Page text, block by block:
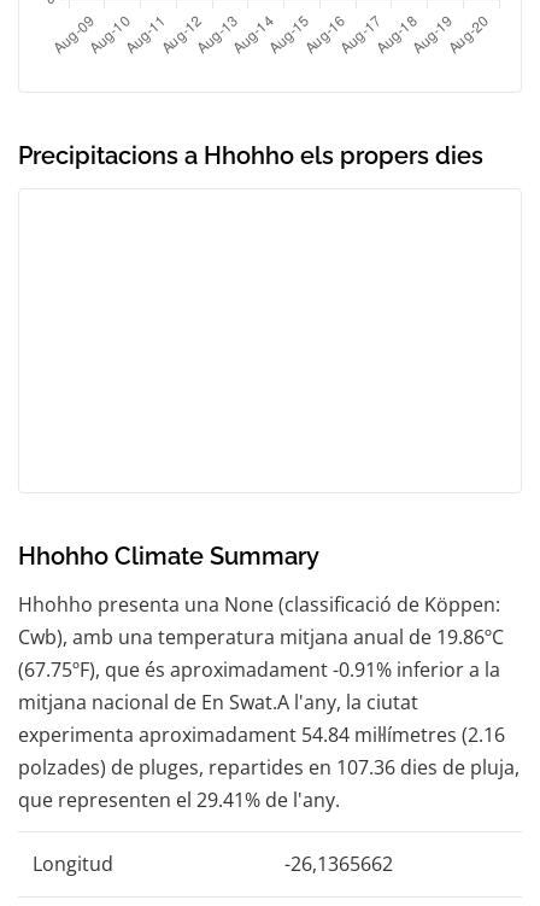
Precipitacions a Hhohho els propers dies
Hhohho Climate Summary
Hhohho presenta una None (classificació de Köppen:
Cwb), amb una temperatura mitjana anual de 19.86ºC
(67.75ºF), que és aproximadament -0.91% inferior a la
mitjana nacional de En Swat.A l'any, la ciutat
experimenta aproximadament 54.84 mil·límetres (2.16
polzades) de pluges, repartides en 107.36 dies de pluja,
que representen el 29.41% de l'any.
Longitud -26,1365662